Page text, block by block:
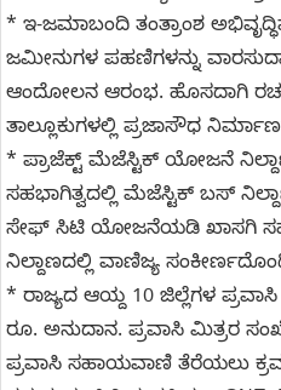
* ಇ-ಜಮಾಬಂದಿ ತಂತ್ರಾಂಶ
ಜಮೀನುಗಳ ಪಹಣಿಗಳನ್ನು
ಆಂದೋಲನ ಆರಂಭ. ಹೊಸದಾಗಿ
ತಾಲ್ಲೂಕುಗಳಲ್ಲಿ ಪ್ರಜಾಸೌಧ
* ಪ್ರಾಜೆಕ್ಟ್ ಮೆಜೆಸ್ಟಿಕ್ ಯೋಜನೆ
ಸಹಭಾಗಿತ್ವದಲ್ಲಿ ಮೆಜೆಸ್ಟಿಕ್ ಬಸ್
ಸೇಫ್ ಸಿಟಿ ಯೋಜನೆಯಡಿ ಖಾಸಗಿ
ನಿಲ್ದಾಣದಲ್ಲಿ ವಾಣಿಜ್ಯ
* ರಾಜ್ಯದ ಆಯ್ದ 10 ಜಿಲ್ಲೆಗಳ
ರೂ. ಅನುದಾನ. ಪ್ರವಾಸಿ ಮಿತ್ರರ
ಪ್ರವಾಸಿ ಸಹಾಯವಾಣಿ ತೆರೆಯಲು